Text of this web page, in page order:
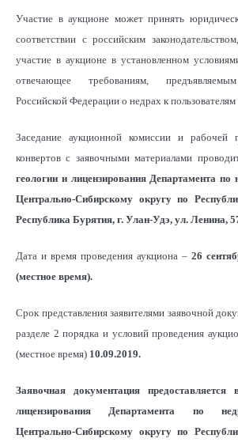
Участие в аукционе может принять
соответствии с российским
участие в аукционе в установленном
отвечающее требованиям, предъявляемым
Российской Федерации о недрах к пользователям
Заседание аукционной комиссии и
конвертов с заявочными материалами
геологии и лицензирования Департамента по
Центрально-Сибирскому округу по
Республика Бурятия, г. Улан-Удэ, ул. Ленина,
Дата и время проведения аукциона – 26
(местное время).
Срок представления заявителями заявочной
разделе 2 порядка и условий проведения
(местное время) 10.09.2019.
Заявочная документация
лицензирования Департамента по
Центрально-Сибирскому округу по